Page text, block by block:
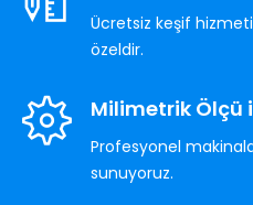
Ücretsiz keşif
özeldir.
Milimetrik Ölçü
Profesyonel
sunuyoruz.